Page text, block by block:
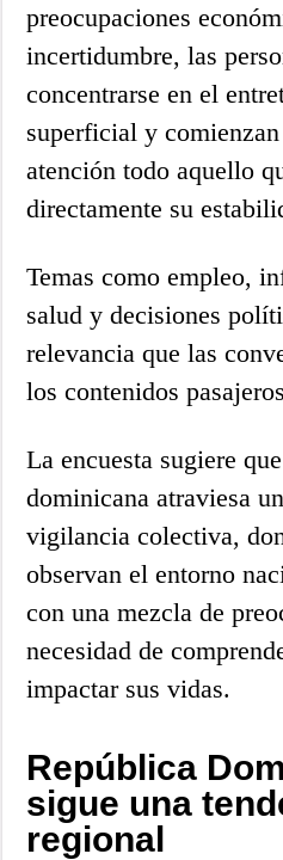
preocupaciones
incertidumbre, las
concentrarse en el
superficial y
atención todo aquello
directamente su
Temas como empleo,
salud y decisiones
relevancia que las
los contenidos
La encuesta sugiere
dominicana atraviesa
vigilancia colectiva,
observan el entorno
con una mezcla de
necesidad de
impactar sus vidas.
República
sigue una
regional